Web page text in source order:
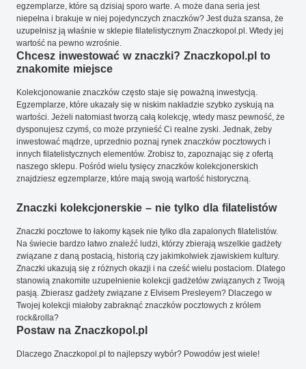
egzemplarze, które są dzisiaj sporo warte. A może dana seria jest
niepełna i brakuje w niej pojedynczych znaczków? Jest duża szansa, że
uzupełnisz ją właśnie w sklepie filatelistycznym Znaczkopol.pl. Wtedy jej
wartość na pewno wzrośnie.
Chcesz inwestować w znaczki? Znaczkopol.pl to
znakomite miejsce
Kolekcjonowanie znaczków często staje się poważną inwestycją.
Egzemplarze, które ukazały się w niskim nakładzie szybko zyskują na
wartości. Jeżeli natomiast tworzą całą kolekcję, wtedy masz pewność, że
dysponujesz czymś, co może przynieść Ci realne zyski. Jednak, żeby
inwestować mądrze, uprzednio poznaj rynek znaczków pocztowych i
innych filatelistycznych elementów. Zrobisz to, zapoznając się z ofertą
naszego sklepu. Pośród wielu tysięcy znaczków kolekcjonerskich
znajdziesz egzemplarze, które mają swoją wartość historyczną.
Znaczki kolekcjonerskie – nie tylko dla filatelistów
Znaczki pocztowe to łakomy kąsek nie tylko dla zapalonych filatelistów.
Na świecie bardzo łatwo znaleźć ludzi, którzy zbierają wszelkie gadżety
związane z daną postacią, historią czy jakimkolwiek zjawiskiem kultury.
Znaczki ukazują się z różnych okazji i na cześć wielu postaciom. Dlatego
stanowią znakomite uzupełnienie kolekcji gadżetów związanych z Twoją
pasją. Zbierasz gadżety związane z Elvisem Presleyem? Dlaczego w
Twojej kolekcji miałoby zabraknąć znaczków pocztowych z królem
rock&rolla?
Postaw na Znaczkopol.pl
Dlaczego Znaczkopol.pl to najlepszy wybór? Powodów jest wiele!